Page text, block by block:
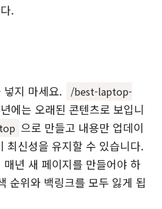
.
넣지 마세요.
/best-laptop-
에는 오래된 콘텐츠로 보입니
으로 만들고 내용만 업데이
최신성을 유지할 수 있습니다.
년 새 페이지를 만들어야 하
순위와 백링크를 모두 잃게 됩